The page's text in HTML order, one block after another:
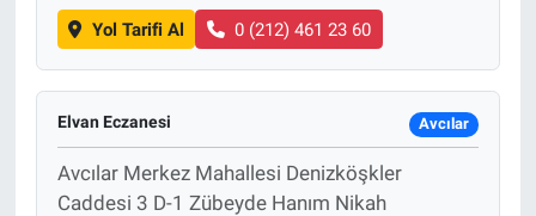
Yol Tarifi Al 0 (212) 461 23 60
Elvan Eczanesi Avcılar
Avcılar Merkez Mahallesi Denizköşkler
Caddesi 3 D-1 Zübeyde Hanım Nikah